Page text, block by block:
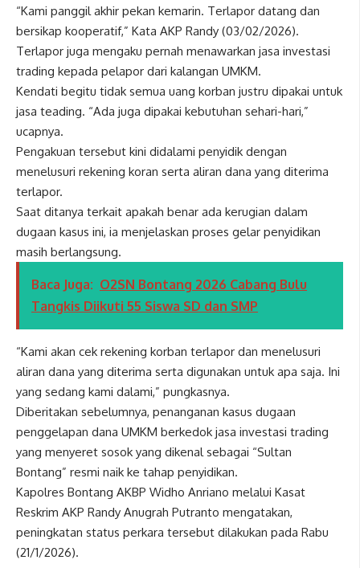
“Kami panggil akhir pekan kemarin. Terlapor datang dan
bersikap kooperatif,” Kata AKP Randy (03/02/2026).
Terlapor juga mengaku pernah menawarkan jasa investasi
trading kepada pelapor dari kalangan UMKM.
Kendati begitu tidak semua uang korban justru dipakai untuk
jasa teading. “Ada juga dipakai kebutuhan sehari-hari,”
ucapnya.
Pengakuan tersebut kini didalami penyidik dengan
menelusuri rekening koran serta aliran dana yang diterima
terlapor.
Saat ditanya terkait apakah benar ada kerugian dalam
dugaan kasus ini, ia menjelaskan proses gelar penyidikan
masih berlangsung.
Baca Juga: O2SN Bontang 2026 Cabang Bulu
Tangkis Diikuti 55 Siswa SD dan SMP
“Kami akan cek rekening korban terlapor dan menelusuri
aliran dana yang diterima serta digunakan untuk apa saja. Ini
yang sedang kami dalami,” pungkasnya.
Diberitakan sebelumnya, penanganan kasus dugaan
penggelapan dana UMKM berkedok jasa investasi trading
yang menyeret sosok yang dikenal sebagai “Sultan
Bontang” resmi naik ke tahap penyidikan.
Kapolres Bontang AKBP Widho Anriano melalui Kasat
Reskrim AKP Randy Anugrah Putranto mengatakan,
peningkatan status perkara tersebut dilakukan pada Rabu
(21/1/2026).